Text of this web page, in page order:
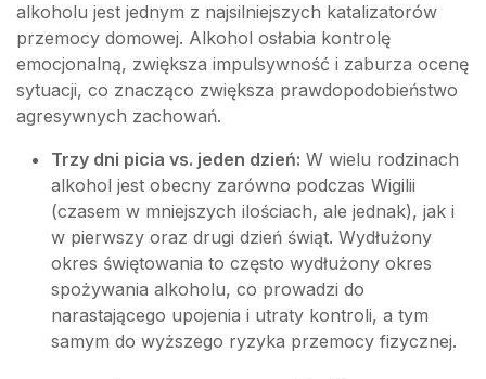
alkoholu jest jednym z najsilniejszych katalizatorów
przemocy domowej. Alkohol osłabia kontrolę
emocjonalną, zwiększa impulsywność i zaburza ocenę
sytuacji, co znacząco zwiększa prawdopodobieństwo
agresywnych zachowań.
Trzy dni picia vs. jeden dzień: W wielu rodzinach
alkohol jest obecny zarówno podczas Wigilii
(czasem w mniejszych ilościach, ale jednak), jak i
w pierwszy oraz drugi dzień świąt. Wydłużony
okres świętowania to często wydłużony okres
spożywania alkoholu, co prowadzi do
narastającego upojenia i utraty kontroli, a tym
samym do wyższego ryzyka przemocy fizycznej.